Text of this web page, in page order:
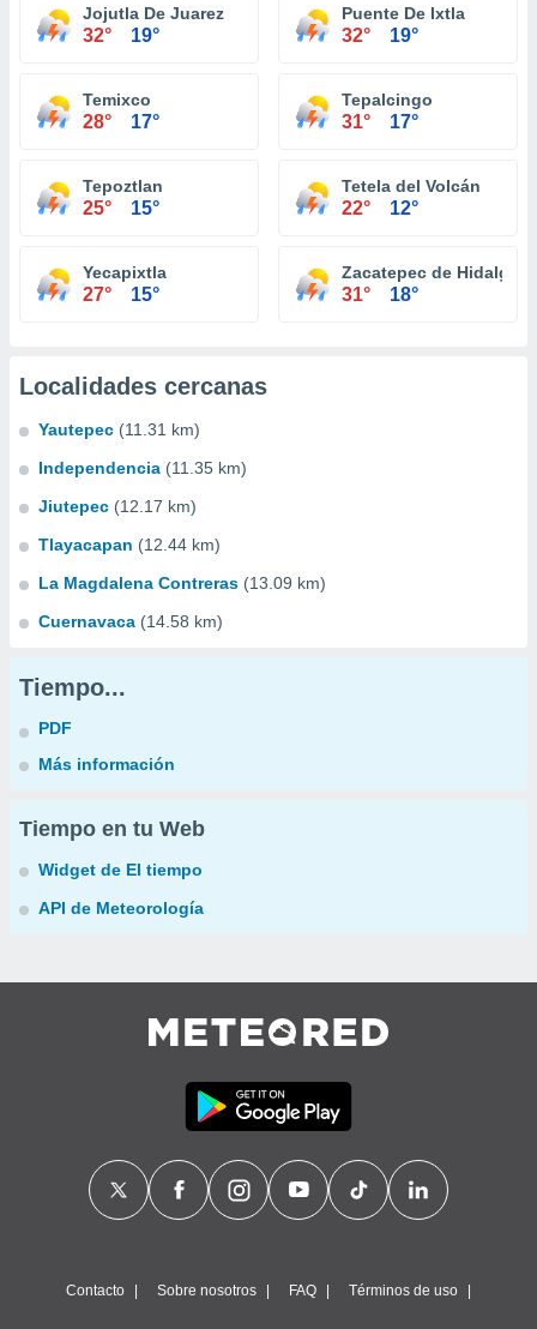
Jojutla De Juarez
32° 19°
Puente De Ixtla
32° 19°
Temixco
28° 17°
Tepalcingo
31° 17°
Tepoztlan
25° 15°
Tetela del Volcán
22° 12°
Yecapixtla
27° 15°
Zacatepec de Hidalgo
31° 18°
Localidades cercanas
Yautepec (11.31 km)
Independencia (11.35 km)
Jiutepec (12.17 km)
Tlayacapan (12.44 km)
La Magdalena Contreras (13.09 km)
Cuernavaca (14.58 km)
Tiempo...
PDF
Más información
Tiempo en tu Web
Widget de El tiempo
API de Meteorología
Contacto Sobre nosotros FAQ Términos de uso